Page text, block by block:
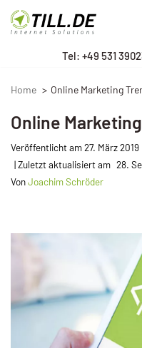
Zum
Tel: +49 531
Home Online Marketing
Online
Veröffentlicht am27. März 2019
28.
VonJoachim Schröder